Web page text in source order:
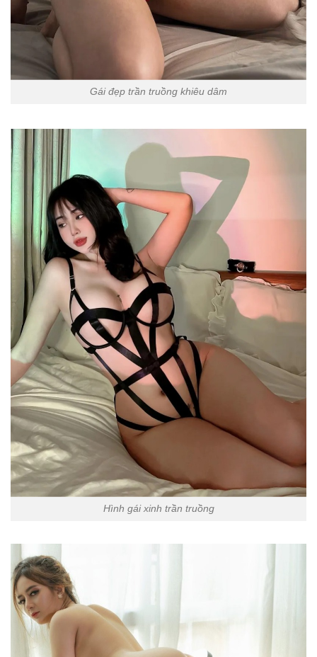
Gái đẹp trần truồng khiêu dâm
Hình gái xinh trần truồng